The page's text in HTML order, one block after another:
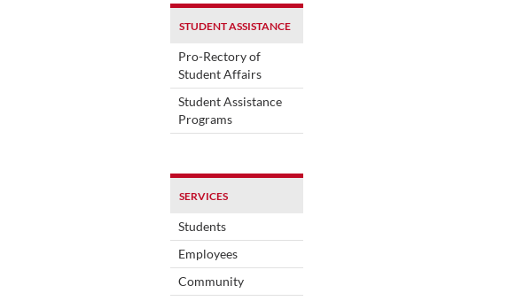
STUDENT ASSISTANCE
Pro-Rectory of
Student Affairs
Student Assistance
Programs
SERVICES
Students
Employees
Community